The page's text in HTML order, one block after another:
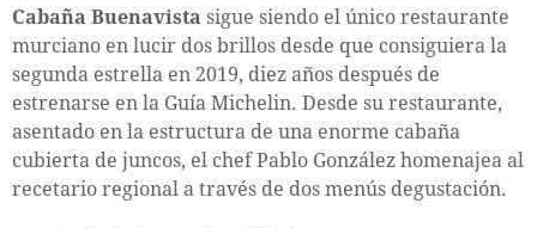
Cabaña Buenavista sigue siendo el único restaurante
murciano en lucir dos brillos desde que consiguiera la
segunda estrella en 2019, diez años después de
estrenarse en la Guía Michelin. Desde su restaurante,
asentado en la estructura de una enorme cabaña
cubierta de juncos, el chef Pablo González homenajea al
recetario regional a través de dos menús degustación.